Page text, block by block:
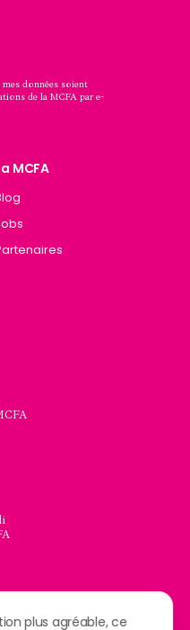
mes données soient
de la MCFA par e-
MCFA
plus agréable, ce